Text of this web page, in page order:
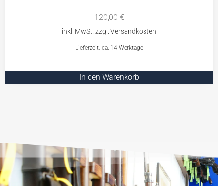
120,00 €
Lieferzeit: ca. 14 Werktage
In den Warenkorb